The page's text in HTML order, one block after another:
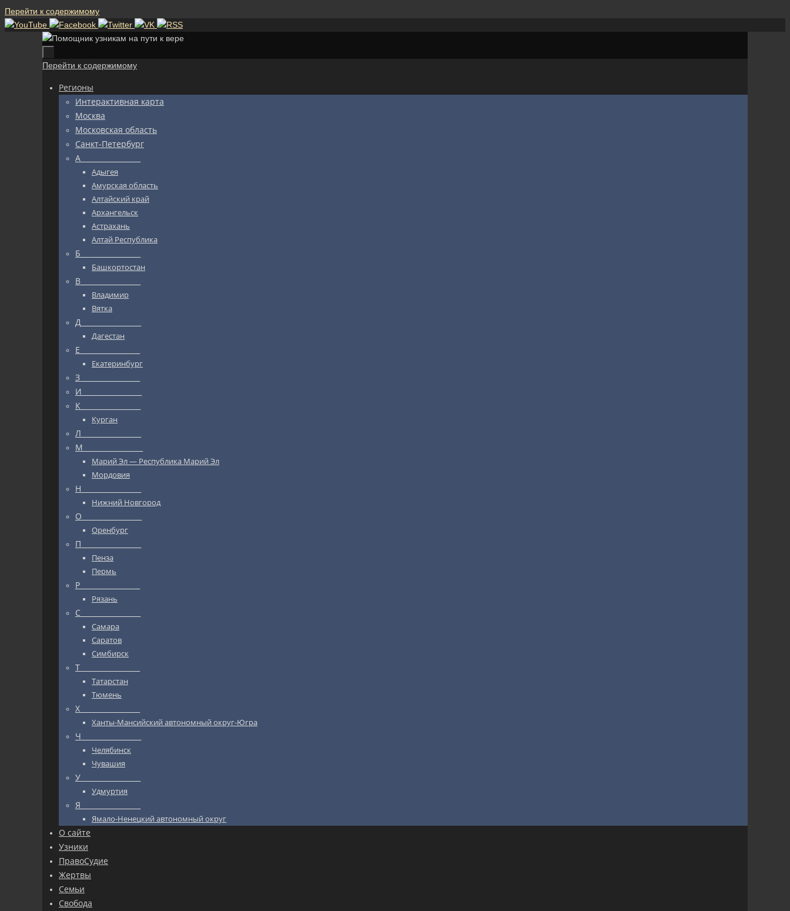
Перейти к содержимому
Перейти к содержимому
Регионы
Интерактивная карта
Москва
Московская область
Санкт-Петербург
А_________________
Адыгея
Амурская область
Алтайский край
Архангельск
Астрахань
Алтай Республика
Б_________________
Башкортостан
В_________________
Владимир
Вятка
Д_________________
Дагестан
Е_________________
Екатеринбург
З_________________
И_________________
К_________________
Курган
Л_________________
М_________________
Марий Эл — Республика Марий Эл
Мордовия
Н_________________
Нижний Новгород
О_________________
Оренбург
П_________________
Пенза
Пермь
Р_________________
Рязань
С_________________
Самара
Саратов
Симбирск
Т_________________
Татарстан
Тюмень
Х_________________
Ханты-Мансийский автономный округ-Югра
Ч_________________
Челябинск
Чувашия
У_________________
Удмуртия
Я_________________
Ямало-Ненецкий автономный округ
О сайте
Узники
ПравоСудие
Жертвы
Семьи
Свобода